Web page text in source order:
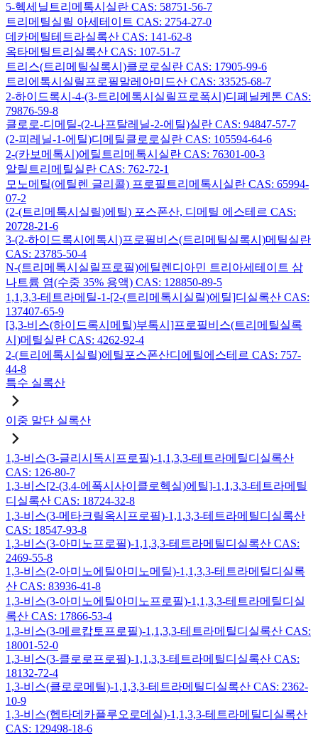
5-헥세닐트리메톡시실란 CAS: 58751-56-7
트리메틸실릴 아세테이트 CAS: 2754-27-0
데카메틸테트라실록산 CAS: 141-62-8
옥타메틸트리실록산 CAS: 107-51-7
트리스(트리메틸실록시)클로로실란 CAS: 17905-99-6
트리에톡시실릴프로필말레아미드산 CAS: 33525-68-7
2-하이드록시-4-(3-트리에톡시실릴프로폭시)디페닐케톤 CAS:
79876-59-8
클로로-디메틸-(2-나프탈레닐-2-에틸)실란 CAS: 94847-57-7
(2-피레닐-1-에틸)디메틸클로로실란 CAS: 105594-64-6
2-(카보메톡시)에틸트리메톡시실란 CAS: 76301-00-3
알릴트리메틸실란 CAS: 762-72-1
모노메틸(에틸렌 글리콜) 프로필트리메톡시실란 CAS: 65994-
07-2
(2-(트리메톡시실릴)에틸) 포스폰산, 디메틸 에스테르 CAS:
20728-21-6
3-(2-하이드록시에톡시)프로필비스(트리메틸실록시)메틸실란
CAS: 23785-50-4
N-(트리메톡시실릴프로필)에틸렌디아민 트리아세테이트 삼
나트륨 염(수중 35% 용액) CAS: 128850-89-5
1,1,3,3-테트라메틸-1-[2-(트리메톡시실릴)에틸]디실록산 CAS:
137407-65-9
[3,3-비스(하이드록시메틸)부톡시]프로필비스(트리메틸실록
시)메틸실란 CAS: 4262-92-4
2-(트리에톡시실릴)에틸포스폰산디에틸에스테르 CAS: 757-
44-8
특수 실록산
이중 말단 실록산
1,3-비스(3-글리시독시프로필)-1,1,3,3-테트라메틸디실록산
CAS: 126-80-7
1,3-비스[2-(3,4-에폭시사이클로헥실)에틸]-1,1,3,3-테트라메틸
디실록산 CAS: 18724-32-8
1,3-비스(3-메타크릴옥시프로필)-1,1,3,3-테트라메틸디실록산
CAS: 18547-93-8
1,3-비스(3-아미노프로필)-1,1,3,3-테트라메틸디실록산 CAS:
2469-55-8
1,3-비스(2-아미노에틸아미노메틸)-1,1,3,3-테트라메틸디실록
산 CAS: 83936-41-8
1,3-비스(3-아미노에틸아미노프로필)-1,1,3,3-테트라메틸디실
록산 CAS: 17866-53-4
1,3-비스(3-메르캅토프로필)-1,1,3,3-테트라메틸디실록산 CAS:
18001-52-0
1,3-비스(3-클로로프로필)-1,1,3,3-테트라메틸디실록산 CAS:
18132-72-4
1,3-비스(클로로메틸)-1,1,3,3-테트라메틸디실록산 CAS: 2362-
10-9
1,3-비스(헵타데카플루오로데실)-1,1,3,3-테트라메틸디실록산
CAS: 129498-18-6